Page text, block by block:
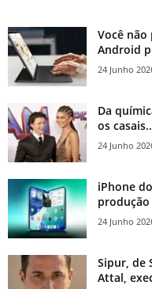
Você
Android
24 Junho
Da
os
24 Junho
iPhone
24 Junho
Sipur, de
Attal,